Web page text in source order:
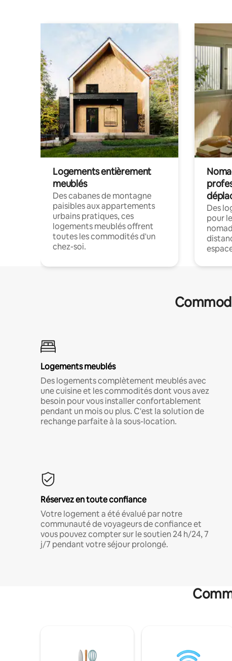
Logements entièrement
meublés
Des cabanes de montagne
paisibles aux appartements
urbains pratiques, ces
logements meublés offrent
toutes les commodités d'un
chez-soi.
Des
pour
Logements meublés
Des logements complètement meublés avec
une cuisine et les commodités dont vous avez
besoin pour vous installer confortablement
pendant un mois ou plus. C'est la solution de
rechange parfaite à la sous-location.
Réservez en toute confiance
Votre logement a été évalué par notre
communauté de voyageurs de confiance et
vous pouvez compter sur le soutien 24 h/24, 7
j/7 pendant votre séjour prolongé.